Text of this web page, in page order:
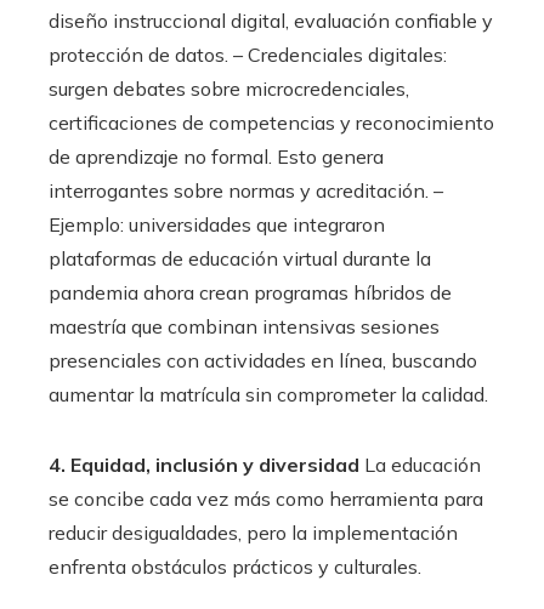
diseño instruccional digital, evaluación confiable y
protección de datos. – Credenciales digitales:
surgen debates sobre microcredenciales,
certificaciones de competencias y reconocimiento
de aprendizaje no formal. Esto genera
interrogantes sobre normas y acreditación. –
Ejemplo: universidades que integraron
plataformas de educación virtual durante la
pandemia ahora crean programas híbridos de
maestría que combinan intensivas sesiones
presenciales con actividades en línea, buscando
aumentar la matrícula sin comprometer la calidad.
4. Equidad, inclusión y diversidad La educación
se concibe cada vez más como herramienta para
reducir desigualdades, pero la implementación
enfrenta obstáculos prácticos y culturales.